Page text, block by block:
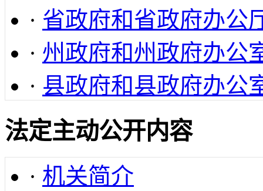
· 省政府和省政府办公
· 州政府和州政府办公
· 县政府和县政府办公
法定主动公开内容
· 机关简介